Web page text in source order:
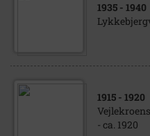
1935 - 1940
1915 - 1920
- ca. 1920